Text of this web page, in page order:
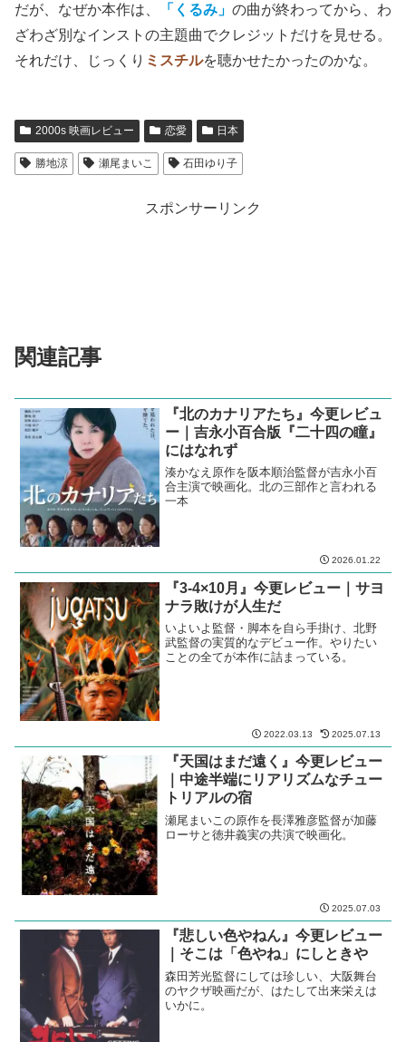
だが、なぜか本作は、 「くるみ」 の曲が終わってから、わ
ざわざ別なインストの主題曲でクレジットだけを見せる。
それだけ、じっくり ミスチルを聴かせたかったのかな。
2000s 映画レビュー 恋愛 日本
勝地涼 瀬尾まいこ 石田ゆり子
スポンサーリンク
関連記事
『北のカナリアたち』今更レビュ
ー｜吉永小百合版『二十四の瞳』
にはなれず
湊かなえ原作を阪本順治監督が吉永小百
合主演で映画化。北の三部作と言われる
一本
2026.01.22
『3-4×10月』今更レビュー｜サヨ
ナラ敗けが人生だ
いよいよ監督・脚本を自ら手掛け、北野
武監督の実質的なデビュー作。やりたい
ことの全てが本作に詰まっている。
2022.03.13 2025.07.13
『天国はまだ遠く』今更レビュー
｜中途半端にリアリズムなチュー
トリアルの宿
瀬尾まいこの原作を長澤雅彦監督が加藤
ローサと徳井義実の共演で映画化。
2025.07.03
『悲しい色やねん』今更レビュー
｜そこは「色やね」にしときや
森田芳光監督にしては珍しい、大阪舞台
のヤクザ映画だが、はたして出来栄えは
いかに。